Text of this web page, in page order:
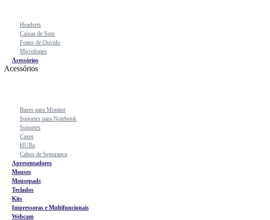
Headsets
Caixas de Som
Fones de Ouvido
Microfones
Acessórios
Acessórios
Bases para Monitor
Suportes para Notebook
Suportes
Cases
HUBs
Cabos de Segurança
Apresentadores
Mouses
Mousepads
Teclados
Kits
Impressoras e Multifuncionais
Webcam